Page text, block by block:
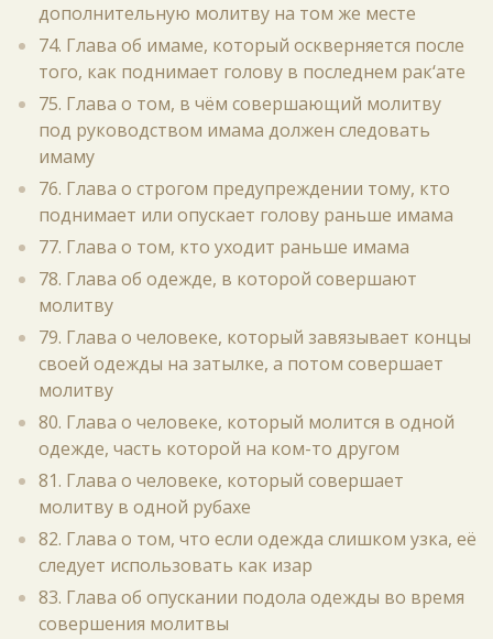
дополнительную молитву на том же месте
74. Глава об имаме, который оскверняется после
того, как поднимает голову в последнем рак‘ате
75. Глава о том, в чём совершающий молитву
под руководством имама должен следовать
имаму
76. Глава о строгом предупреждении тому, кто
поднимает или опускает голову раньше имама
77. Глава о том, кто уходит раньше имама
78. Глава об одежде, в которой совершают
молитву
79. Глава о человеке, который завязывает концы
своей одежды на затылке, а потом совершает
молитву
80. Глава о человеке, который молится в одной
одежде, часть которой на ком-то другом
81. Глава о человеке, который совершает
молитву в одной рубахе
82. Глава о том, что если одежда слишком узка, её
следует использовать как изар
83. Глава об опускании подола одежды во время
совершения молитвы